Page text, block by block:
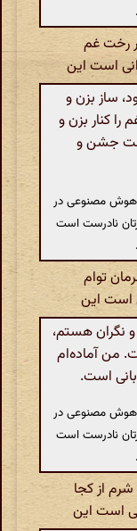
رخت غم
است این
ساز بزن و
کنار بزن و
وقت جشن و
هوش مصنوعی در
نادرست است
توام
است این
هستم،
من آماده‌ام
است.
هوش مصنوعی در
نادرست است
از کجا
است این